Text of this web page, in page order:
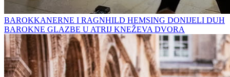
BAROKKANERNE I RAGNHILD HEMSING DONIJELI DUH
BAROKNE GLAZBE U ATRIJ KNEŽEVA DVORA